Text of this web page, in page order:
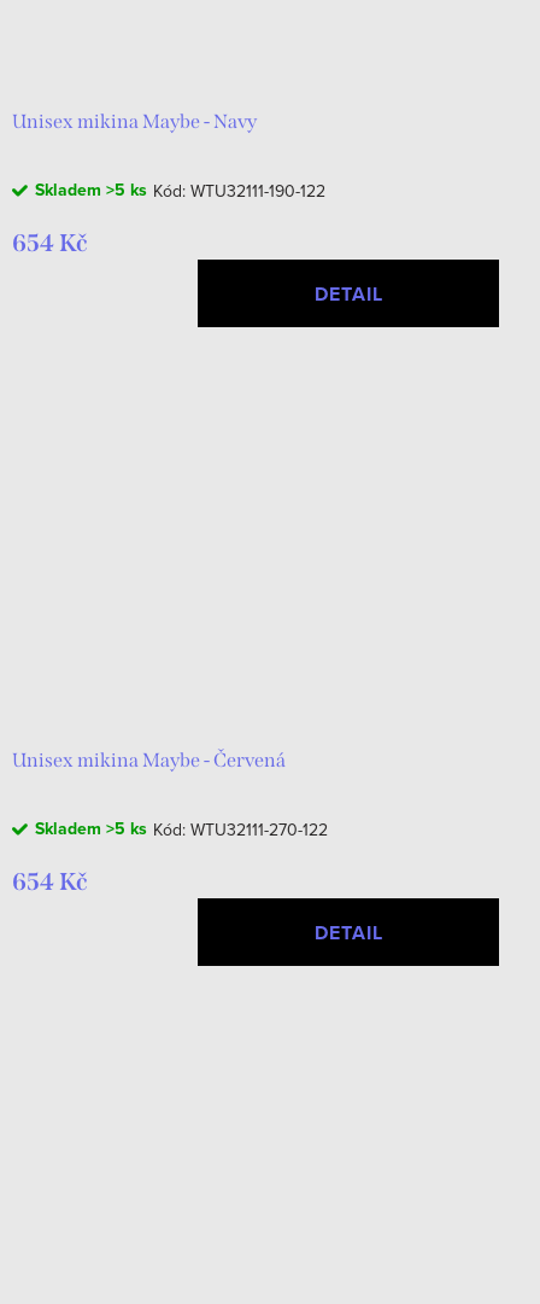
Unisex mikina Maybe - Navy
Skladem >5 ks Kód: WTU32111-190-122
654 Kč
DETAIL
Unisex mikina Maybe - Červená
Skladem >5 ks Kód: WTU32111-270-122
654 Kč
DETAIL